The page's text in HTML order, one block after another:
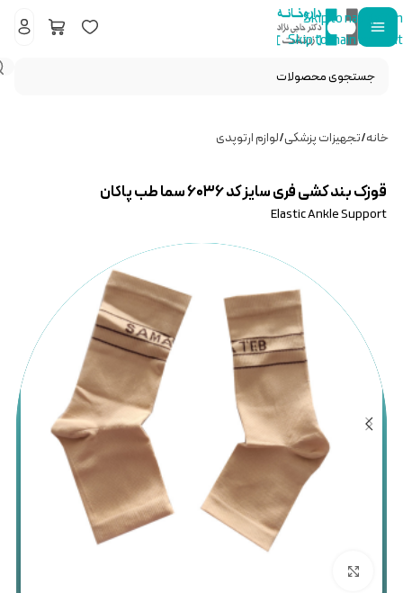
Skip to navigation
Skip to main content
خانه/تجهیزات پزشکی/لوازم ارتوپدی
قوزک بند کشی فری سایز کد ۶۰۳۶ سما طب پاکان
Elastic Ankle Support